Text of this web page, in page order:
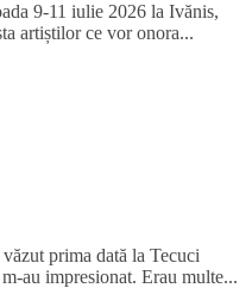
9-11 iulie 2026 la Ivănis,
artiștilor ce vor onora...
prima dată la Tecuci
au impresionat. Erau multe...